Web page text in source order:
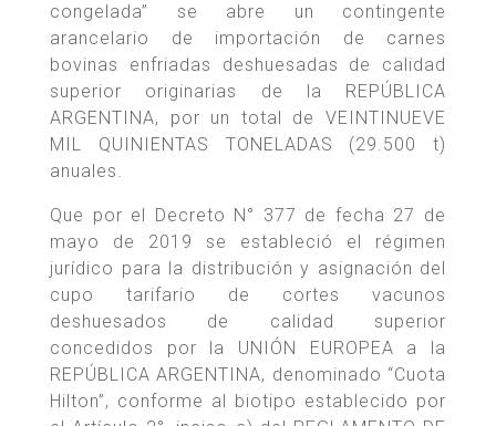
congelada” se abre un contingente
arancelario de importación de carnes
bovinas enfriadas deshuesadas de calidad
superior originarias de la REPÚBLICA
ARGENTINA, por un total de VEINTINUEVE
MIL QUINIENTAS TONELADAS (29.500 t)
anuales.
Que por el Decreto N° 377 de fecha 27 de
mayo de 2019 se estableció el régimen
jurídico para la distribución y asignación del
cupo tarifario de cortes vacunos
deshuesados de calidad superior
concedidos por la UNIÓN EUROPEA a la
REPÚBLICA ARGENTINA, denominado “Cuota
Hilton”, conforme al biotipo establecido por